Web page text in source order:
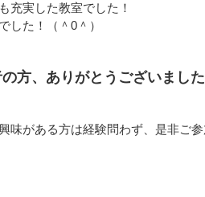
充実した教室でした！
した！（＾0＾）
方、ありがとうございました
味がある方は経験問わず、是非ご参